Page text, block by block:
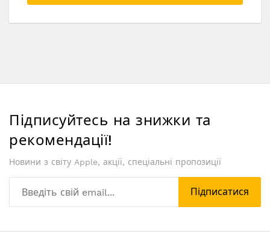
Підписуйтесь на знижки та
рекомендації!
Новини з світу Apple, акції, спеціальні пропозиції
Підписатися